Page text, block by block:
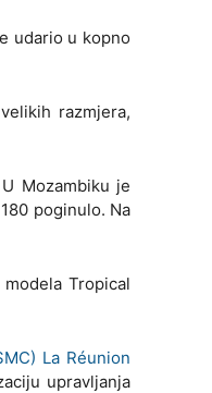
udario u kopno
razmjera,
Mozambiku je
poginulo. Na
Tropical
La Réunion
upravljanja